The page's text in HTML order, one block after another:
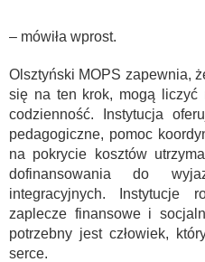
– mówiła wprost.
Olsztyński MOPS zapewnia,
się na ten krok, mogą liczyć
codzienność. Instytucja
pedagogiczne, pomoc
na pokrycie kosztów
dofinansowania do
integracyjnych. Instytucje
zaplecze finansowe i
potrzebny jest człowiek,
serce.